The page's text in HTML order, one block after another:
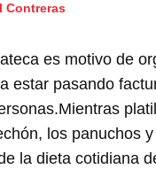
Contreras
es motivo de
estar pasando
los panuchos
la dieta cotidiana